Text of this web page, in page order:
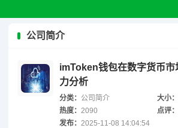
公司简介
imToken钱包在数字货币市
力分析
分类： 公司简介 大小
热度： 2090 点评
发布： 2025-11-08 14:04:54